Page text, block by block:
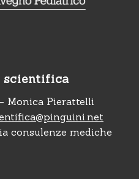
scientifica
Monica Pierattelli
consulenze mediche